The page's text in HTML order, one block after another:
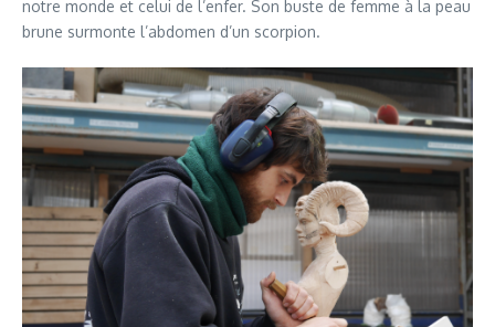
notre monde et celui de l’enfer. Son buste de femme à la peau
brune surmonte l’abdomen d’un scorpion.